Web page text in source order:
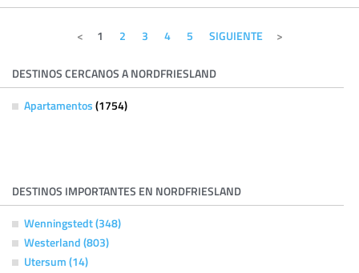
1 2 3 4 5 SIGUIENTE
DESTINOS CERCANOS A NORDFRIESLAND
Apartamentos (1754)
DESTINOS IMPORTANTES EN NORDFRIESLAND
Wenningstedt (348)
Westerland (803)
Utersum (14)